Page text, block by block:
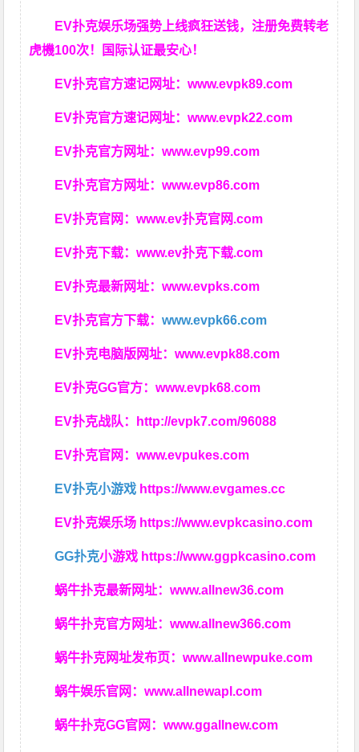
EV扑克娱乐场强势上线疯狂送钱，注册免费转老
虎機100次！国际认证最安心！
EV扑克官方速记网址：www.evpk89.com
EV扑克官方速记网址：www.evpk22.com
EV扑克官方网址：www.evp99.com
EV扑克官方网址：www.evp86.com
EV扑克官网：www.ev扑克官网.com
EV扑克下载：www.ev扑克下载.com
EV扑克最新网址：www.evpks.com
EV扑克官方下载：www.evpk66.com
EV扑克电脑版网址：www.evpk88.com
EV扑克GG官方：www.evpk68.com
EV扑克战队： http://evpk7.com/96088
EV扑克官网：www.evpukes.com
EV扑克小游戏 https://www.evgames.cc
EV扑克娱乐场 https://www.evpkcasino.com
GG扑克小游戏 https://www.ggpkcasino.com
蜗牛扑克最新网址：www.allnew36.com
蜗牛扑克官方网址：www.allnew366.com
蜗牛扑克网址发布页：www.allnewpuke.com
蜗牛娱乐官网：www.allnewapl.com
蜗牛扑克GG官网：www.ggallnew.com